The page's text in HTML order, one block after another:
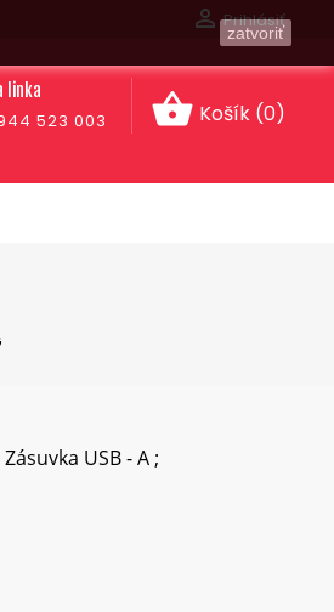
zatvoriť
 Prihlásiť
shopping_basket Košík (0)
linka
523 003
USB - A ;